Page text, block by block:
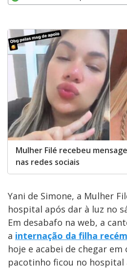
Mulher Filé recebeu
nas redes sociais
Yani de Simone, a Mulher
hospital após dar à luz no
Em desabafo na web, a
a internação da filha
hoje e acabei de chegar em
pacotinho ficou no hospital